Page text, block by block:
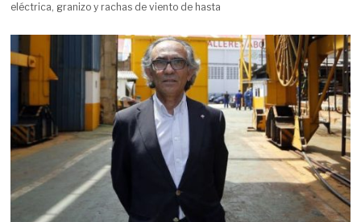
eléctrica, granizo y rachas de viento de hasta